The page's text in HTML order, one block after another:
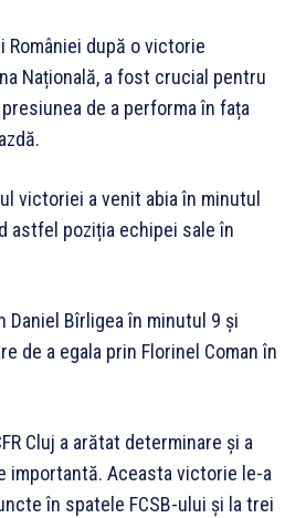
României după o victorie
Națională, a fost crucial pentru
de a performa în fața
victoriei a venit abia în minutul
astfel poziția echipei sale în
Daniel Bîrligea în minutul 9 și
de a egala prin Florinel Coman în
Cluj a arătat determinare și a
importantă. Aceasta victorie le-a
în spatele FCSB-ului și la trei